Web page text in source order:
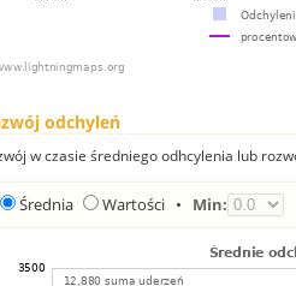
odchyleń
w czasie średniego odhcylenia lub
Średnia Wartości • Min: